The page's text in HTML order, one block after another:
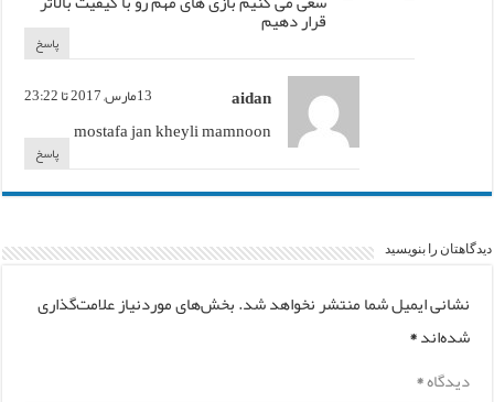
قرار دهیم
پاسخ
aidan 13مارس, 2017 تا 23:22
mostafa jan kheyli mamnoon
پاسخ
دیدگاهتان را بنویسید
نشانی ایمیل شما منتشر نخواهد شد.بخش‌های موردنیاز علامت‌گذاری
شده‌اند*
دیدگاه*